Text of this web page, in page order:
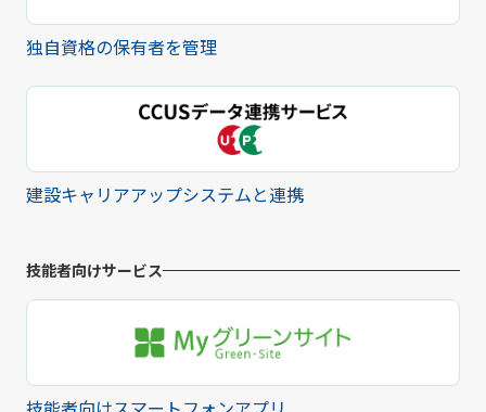
独自資格の保有者を管理
建設キャリアアップシステムと連携
技能者向けサービス